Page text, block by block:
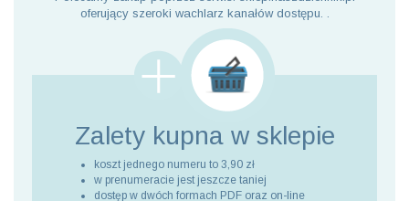
oferujący szeroki wachlarz kanałów dostępu. .
Zalety kupna w sklepie
koszt jednego numeru to 3,90 zł
w prenumeracie jest jeszcze taniej
dostęp w dwóch formach PDF oraz on-line